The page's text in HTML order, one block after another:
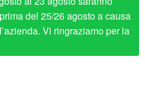
child
del 25/26 agosto a causa
Vi ringraziamo per la